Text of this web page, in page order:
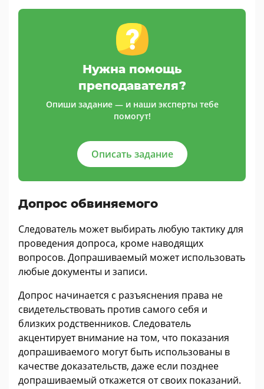
Нужна помощь
преподавателя?
Опиши задание — и наши эксперты тебе
помогут!
Описать задание
Допрос обвиняемого
Следователь может выбирать любую тактику для
проведения допроса, кроме наводящих
вопросов. Допрашиваемый может использовать
любые документы и записи.
Допрос начинается с разъяснения права не
свидетельствовать против самого себя и
близких родственников. Следователь
акцентирует внимание на том, что показания
допрашиваемого могут быть использованы в
качестве доказательств, даже если позднее
допрашиваемый откажется от своих показаний.